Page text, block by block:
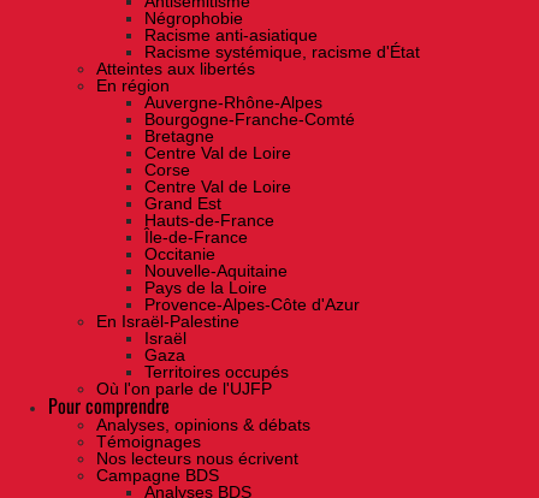
Négrophobie
Racisme anti-asiatique
Racisme systémique, racisme d'État
Atteintes aux libertés
En région
Auvergne-Rhône-Alpes
Bourgogne-Franche-Comté
Bretagne
Centre Val de Loire
Corse
Centre Val de Loire
Grand Est
Hauts-de-France
Île-de-France
Occitanie
Nouvelle-Aquitaine
Pays de la Loire
Provence-Alpes-Côte d'Azur
En Israël-Palestine
Israël
Gaza
Territoires occupés
Où l'on parle de l'UJFP
Pour comprendre
Analyses, opinions & débats
Témoignages
Nos lecteurs nous écrivent
Campagne BDS
Analyses BDS